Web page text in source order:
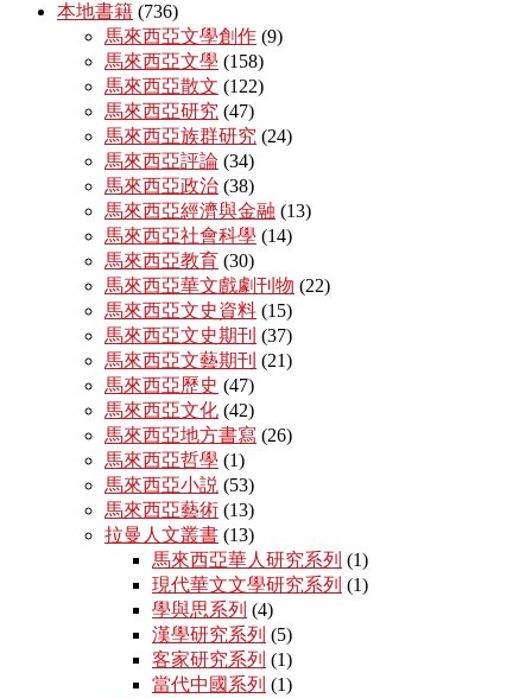
本地書籍 (736)
馬來西亞文學創作 (9)
馬來西亞文學 (158)
馬來西亞散文 (122)
馬來西亞研究 (47)
馬來西亞族群研究 (24)
馬來西亞評論 (34)
馬來西亞政治 (38)
馬來西亞經濟與金融 (13)
馬來西亞社會科學 (14)
馬來西亞教育 (30)
馬來西亞華文戲劇刊物 (22)
馬來西亞文史資料 (15)
馬來西亞文史期刊 (37)
馬來西亞文藝期刊 (21)
馬來西亞歷史 (47)
馬來西亞文化 (42)
馬來西亞地方書寫 (26)
馬來西亞哲學 (1)
馬來西亞小説 (53)
馬來西亞藝術 (13)
拉曼人文叢書 (13)
馬來西亞華人研究系列 (1)
現代華文文學研究系列 (1)
學與思系列 (4)
漢學研究系列 (5)
客家研究系列 (1)
當代中國系列 (1)